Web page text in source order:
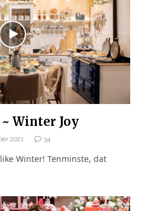
Winter Joy
2021 34
Winter! Tenminste, dat